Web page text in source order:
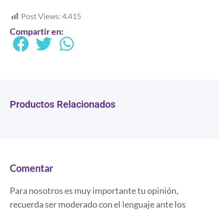
Post Views: 4.415
Compartir en:
Productos Relacionados
Comentar
Para nosotros es muy importante tu opinión,
recuerda ser moderado con el lenguaje ante los